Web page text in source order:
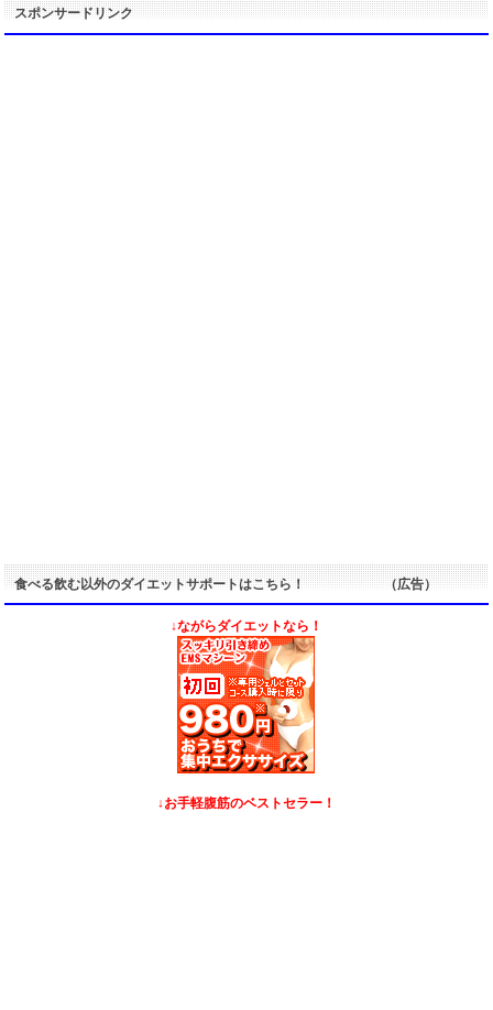
スポンサードリンク
食べる飲む以外のダイエットサポートはこちら！ （広告）
↓ながらダイエットなら！
↓お手軽腹筋のベストセラー！